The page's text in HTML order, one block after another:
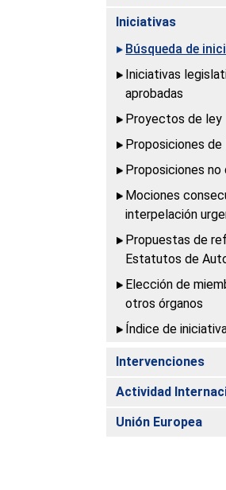
Iniciativas
Búsqueda de
Iniciativas
aprobadas
Proyectos de ley
Proposiciones de
Proposiciones no
Mociones
interpelación
Propuestas de
Estatutos de
Elección de
otros órganos
Índice de
Intervenciones
Actividad
Unión Europea